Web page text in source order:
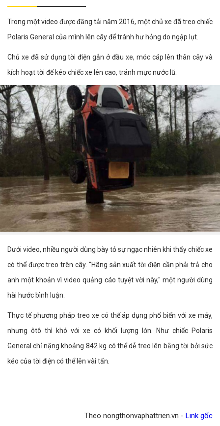
Trong một video được đăng tải năm 2016, một chủ xe đã treo chiếc
Polaris General của mình lên cây để tránh hư hỏng do ngập lụt.
Chủ xe đã sử dụng tời điện gắn ở đầu xe, móc cáp lên thân cây và
kích hoạt tời để kéo chiếc xe lên cao, tránh mực nước lũ.
Dưới video, nhiều người dùng bày tỏ sự ngạc nhiên khi thấy chiếc xe
có thể được treo trên cây. "Hãng sản xuất tời điện cần phải trả cho
anh một khoản vì video quảng cáo tuyệt vời này," một người dùng
hài hước bình luận.
Thực tế phương pháp treo xe có thể áp dụng phổ biến với xe máy,
nhưng ôtô thì khó với xe có khối lượng lớn. Như chiếc Polaris
General chỉ nặng khoảng 842 kg có thể dễ treo lên bằng tời bởi sức
kéo của tời điện có thể lên vài tấn.
Theo nongthonvaphattrien.vn - Link gốc